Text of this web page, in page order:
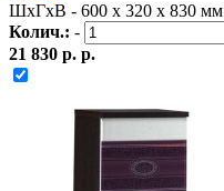
ШxГxВ - 600 x 320 x 830 мм
Колич.: -
21 830 р. р.